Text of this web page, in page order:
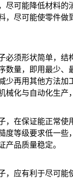
尽可能降低材料的
，尽可能使零件做
必须形状简单，结
数量，即用最少、
少再用其他方法加
械化与自动化生产
，在保证能正常使
度等级要求低一些
产品质量稳定。
，应有利于尽可能